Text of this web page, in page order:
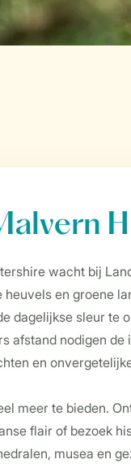
wacht bij
en groene
dagelijkse sleur te
afstand nodigen de
en
meer te bieden.
flair of bezoek
musea en